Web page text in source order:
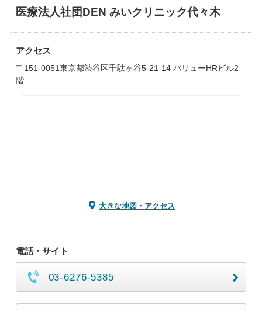
医療法人社団DEN みいクリニック代々木
アクセス
〒151-0051東京都渋谷区千駄ヶ谷5-21-14 バリューHRビル2
階
大きな地図・アクセス
電話・サイト
03-6276-5385